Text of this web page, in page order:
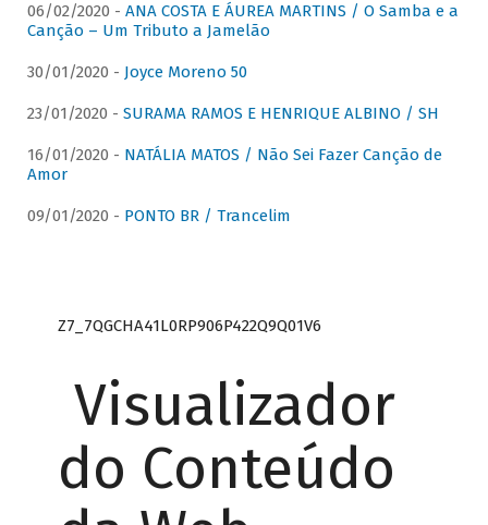
06/02/2020 - ANA COSTA E ÁUREA MARTINS / O Samba e a
Canção – Um Tributo a Jamelão
30/01/2020 - Joyce Moreno 50
23/01/2020 - SURAMA RAMOS E HENRIQUE ALBINO / SH
16/01/2020 - NATÁLIA MATOS / Não Sei Fazer Canção de
Amor
09/01/2020 - PONTO BR / Trancelim
Z7_7QGCHA41L0RP906P422Q9Q01V6
Visualizador
do Conteúdo